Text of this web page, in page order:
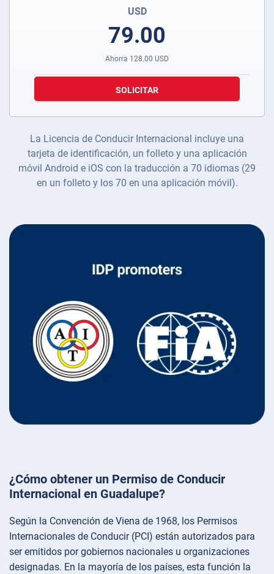
USD
79.00
Ahorra 128.00 USD
SOLICITAR
La Licencia de Conducir Internacional incluye una
tarjeta de identificación, un folleto y una aplicación
móvil Android e iOS con la traducción a 70 idiomas (29
en un folleto y los 70 en una aplicación móvil).
¿Cómo obtener un Permiso de Conducir
Internacional en Guadalupe?
Según la Convención de Viena de 1968, los Permisos
Internacionales de Conducir (PCI) están autorizados para
ser emitidos por gobiernos nacionales u organizaciones
designadas. En la mayoría de los países, esta función la